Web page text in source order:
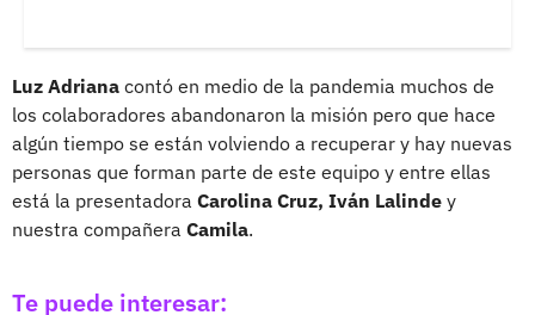
Luz Adriana contó en medio de la pandemia muchos de
los colaboradores abandonaron la misión pero que hace
algún tiempo se están volviendo a recuperar y hay nuevas
personas que forman parte de este equipo y entre ellas
está la presentadora Carolina Cruz, Iván Lalinde y
nuestra compañera Camila.
Te puede interesar: